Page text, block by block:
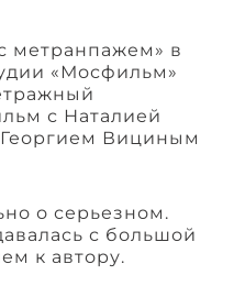
метранпажем» в
«Мосфильм»
с Наталией
Вициным
о серьезном.
с большой
к автору.